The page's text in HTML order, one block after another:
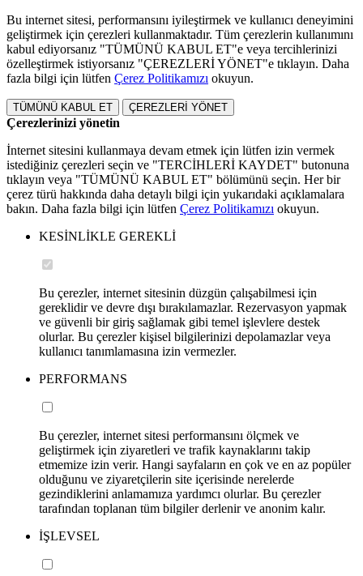
Bu internet sitesi, performansını iyileştirmek ve kullanıcı deneyimini
geliştirmek için çerezleri kullanmaktadır. Tüm çerezlerin kullanımını
kabul ediyorsanız "TÜMÜNÜ KABUL ET"e veya tercihlerinizi
özelleştirmek istiyorsanız "ÇEREZLERİ YÖNET"e tıklayın. Daha
fazla bilgi için lütfen Çerez Politikamızı okuyun.
TÜMÜNÜ KABUL ET ÇEREZLERİ YÖNET
Çerezlerinizi yönetin
İnternet sitesini kullanmaya devam etmek için lütfen izin vermek
istediğiniz çerezleri seçin ve "TERCİHLERİ KAYDET" butonuna
tıklayın veya "TÜMÜNÜ KABUL ET" bölümünü seçin. Her bir
çerez türü hakkında daha detaylı bilgi için yukarıdaki açıklamalara
bakın. Daha fazla bilgi için lütfen Çerez Politikamızı okuyun.
KESİNLİKLE GEREKLİ
Bu çerezler, internet sitesinin düzgün çalışabilmesi için
gereklidir ve devre dışı bırakılamazlar. Rezervasyon yapmak
ve güvenli bir giriş sağlamak gibi temel işlevlere destek
olurlar. Bu çerezler kişisel bilgilerinizi depolamazlar veya
kullanıcı tanımlamasına izin vermezler.
PERFORMANS
Bu çerezler, internet sitesi performansını ölçmek ve
geliştirmek için ziyaretleri ve trafik kaynaklarını takip
etmemize izin verir. Hangi sayfaların en çok ve en az popüler
olduğunu ve ziyaretçilerin site içerisinde nerelerde
gezindiklerini anlamamıza yardımcı olurlar. Bu çerezler
tarafından toplanan tüm bilgiler derlenir ve anonim kalır.
İŞLEVSEL